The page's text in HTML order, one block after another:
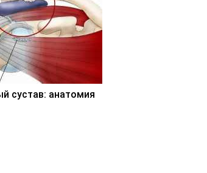
сустав: анатомия